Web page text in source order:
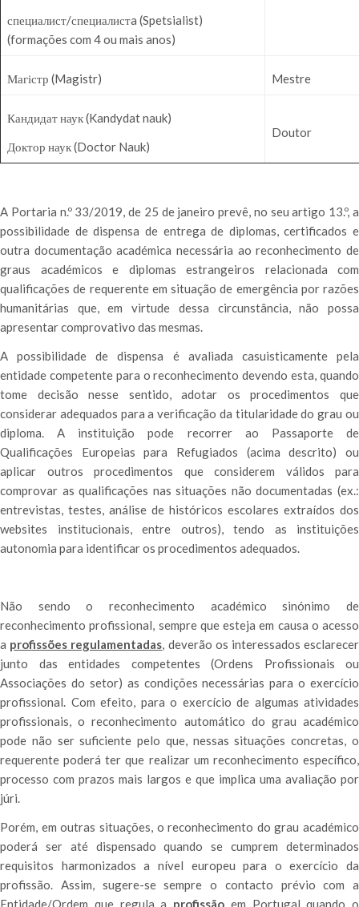
специалист/специалистa (Spetsialist)
(formações com 4 ou mais anos)
Магістр (Magistr) Mestre
Кандидат наук (Kandydat nauk)
Доктор наук (Doctor Nauk)
Doutor
A Portaria n.º 33/2019, de 25 de janeiro prevê, no seu artigo 13.º, a
possibilidade de dispensa de entrega de diplomas, certificados e
outra documentação académica necessária ao reconhecimento de
graus académicos e diplomas estrangeiros relacionada com
qualificações de requerente em situação de emergência por razões
humanitárias que, em virtude dessa circunstância, não possa
apresentar comprovativo das mesmas.
A possibilidade de dispensa é avaliada casuisticamente pela
entidade competente para o reconhecimento devendo esta, quando
tome decisão nesse sentido, adotar os procedimentos que
considerar adequados para a verificação da titularidade do grau ou
diploma. A instituição pode recorrer ao Passaporte de
Qualificações Europeias para Refugiados (acima descrito) ou
aplicar outros procedimentos que considerem válidos para
comprovar as qualificações nas situações não documentadas (ex.:
entrevistas, testes, análise de históricos escolares extraídos dos
websites institucionais, entre outros), tendo as instituições
autonomia para identificar os procedimentos adequados.
Não sendo o reconhecimento académico sinónimo de
reconhecimento profissional, sempre que esteja em causa o acesso
a profissões regulamentadas, deverão os interessados esclarecer
junto das entidades competentes (Ordens Profissionais ou
Associações do setor) as condições necessárias para o exercício
profissional. Com efeito, para o exercício de algumas atividades
profissionais, o reconhecimento automático do grau académico
pode não ser suficiente pelo que, nessas situações concretas, o
requerente poderá ter que realizar um reconhecimento específico,
processo com prazos mais largos e que implica uma avaliação por
júri.
Porém, em outras situações, o reconhecimento do grau académico
poderá ser até dispensado quando se cumprem determinados
requisitos harmonizados a nível europeu para o exercício da
profissão. Assim, sugere-se sempre o contacto prévio com a